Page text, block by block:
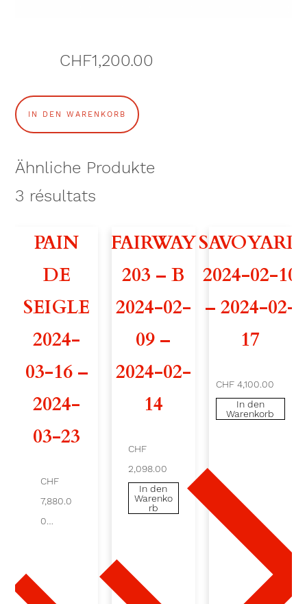
CHF1,200.00
F
A
U
V
E
0
IN DEN WARENKORB
Ähnliche Produkte
3 résultats
PAIN
DE
SEIGLE
2024-
03-16 –
2024-
03-23
CHF
7,880.0
0
FAIRWAY
203 – B
2024-02-
09 –
2024-02-
14
CHF
2,098.00
In den
Warenko
rb
SAVOYARD
2024-02-10
– 2024-02-
17
CHF 4,100.00
In den
Warenkorb